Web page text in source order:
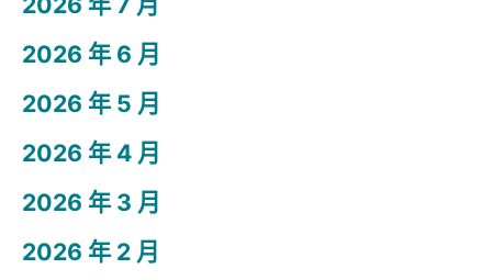
2026 年 6 月
2026 年 5 月
2026 年 4 月
2026 年 3 月
2026 年 2 月